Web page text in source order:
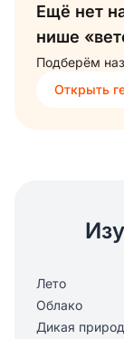
Ещё нет
нише
Подберём
Открыть
Лето
Облако
Дикая